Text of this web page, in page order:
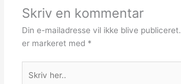
Skriv en kommentar
Din e-mailadresse vil ikke blive publiceret.
er markeret med *
her..